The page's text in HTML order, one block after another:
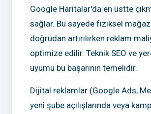
Google Haritalar'da en üstte
sağlar. Bu sayede fiziksel
doğrudan artırılırken reklam
optimize edilir. Teknik SEO ve
uyumu bu başarının temelidir.
Dijital reklamlar (Google Ads,
yeni şube açılışlarında veya